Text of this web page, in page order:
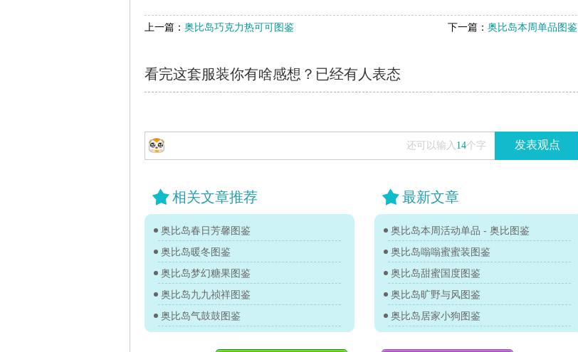
上一篇： 奥比岛巧克力热可可图鉴 下一篇： 奥比岛本周单品图鉴
看完这套服装你有啥感想？已经有人表态
还可以输入 14个字 发表观点
相关文章推荐
奥比岛春日芳馨图鉴
奥比岛暖冬图鉴
奥比岛梦幻糖果图鉴
奥比岛九九祯祥图鉴
奥比岛气鼓鼓图鉴
最新文章
奥比岛本周活动单品 - 奥比图鉴
奥比岛嗡嗡蜜蜜装图鉴
奥比岛甜蜜国度图鉴
奥比岛旷野与风图鉴
奥比岛居家小狗图鉴